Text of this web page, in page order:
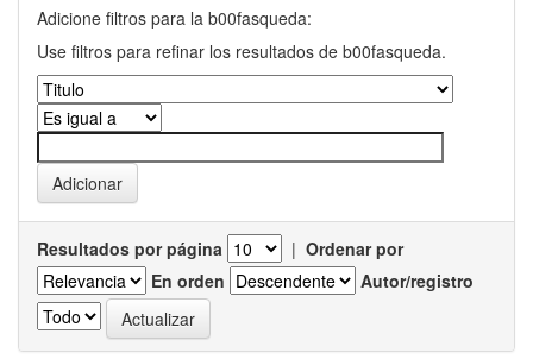
Adicione filtros para la b00fasqueda:
Use filtros para refinar los resultados de b00fasqueda.
Resultados por página | Ordenar por
En orden
Autor/registro